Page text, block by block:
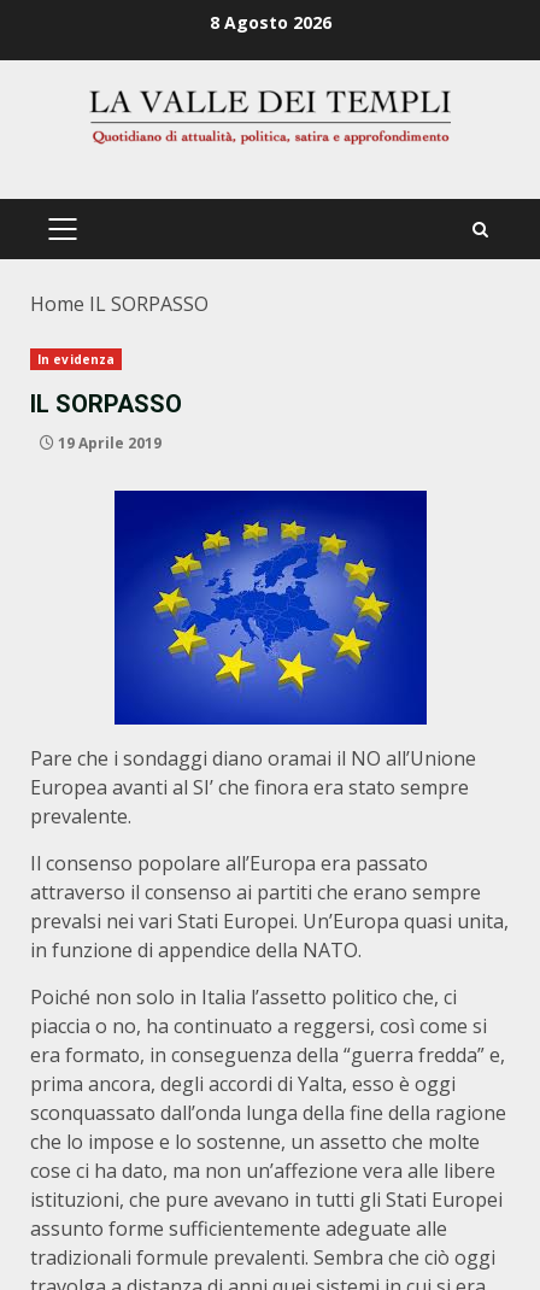
8 Agosto 2026
PRIMÄRES
Home IL SORPASSO
In evidenza
IL SORPASSO
19 Aprile 2019
Pare che i sondaggi diano oramai il NO all’Unione
Europea avanti al SI’ che finora era stato sempre
prevalente.
Il consenso popolare all’Europa era passato
attraverso il consenso ai partiti che erano sempre
prevalsi nei vari Stati Europei. Un’Europa quasi unita,
in funzione di appendice della NATO.
Poiché non solo in Italia l’assetto politico che, ci
piaccia o no, ha continuato a reggersi, così come si
era formato, in conseguenza della “guerra fredda” e,
prima ancora, degli accordi di Yalta, esso è oggi
sconquassato dall’onda lunga della fine della ragione
che lo impose e lo sostenne, un assetto che molte
cose ci ha dato, ma non un’affezione vera alle libere
istituzioni, che pure avevano in tutti gli Stati Europei
assunto forme sufficientemente adeguate alle
tradizionali formule prevalenti. Sembra che ciò oggi